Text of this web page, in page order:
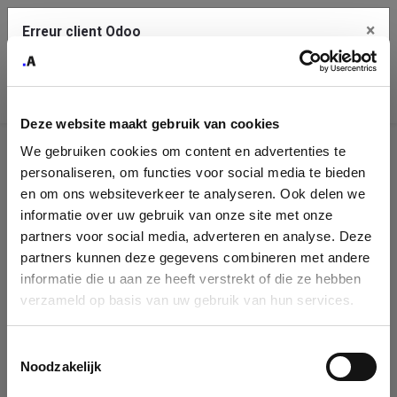
Deze website maakt gebruik van cookies
We gebruiken cookies om content en advertenties te
personaliseren, om functies voor social media te bieden
en om ons websiteverkeer te analyseren. Ook delen we
informatie over uw gebruik van onze site met onze
partners voor social media, adverteren en analyse. Deze
partners kunnen deze gegevens combineren met andere
informatie die u aan ze heeft verstrekt of die ze hebben
verzameld op basis van uw gebruik van hun services.
Noodzakelijk
Identification
de
l'entreprise
Please fill in your company details
form. If you don't find your company in our database, you can create
a new company record with the button below.
Erreur client Odoo ×
Une erreur s'est produite
Utilisez le bouton Copier pour reporter cette erreur à votre
service de support.
Voir les détails
Ok